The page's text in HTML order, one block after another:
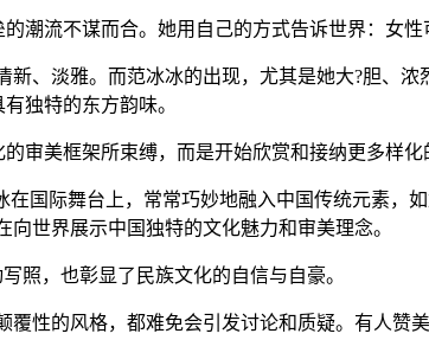
潮流不谋而合。她用自己的方式告诉世界：女性
、淡雅。而范冰冰的出现，尤其是她大?胆、
独特的东方韵味。
审美框架所束缚，而是开始欣赏和接纳更多样化
在国际舞台上，常常巧妙地融入中国传统元素
世界展示中国独特的文化魅力和审美理念。
照，也彰显了民族文化的自信与自豪。
覆性的风格，都难免会引发讨论和质疑。有人